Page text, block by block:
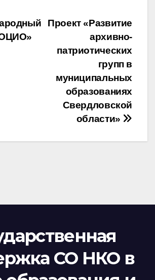
Проект «Развитие
архивно-
патриотических
групп в
муниципальных
образованиях
Свердловской
области»
СО НКО в